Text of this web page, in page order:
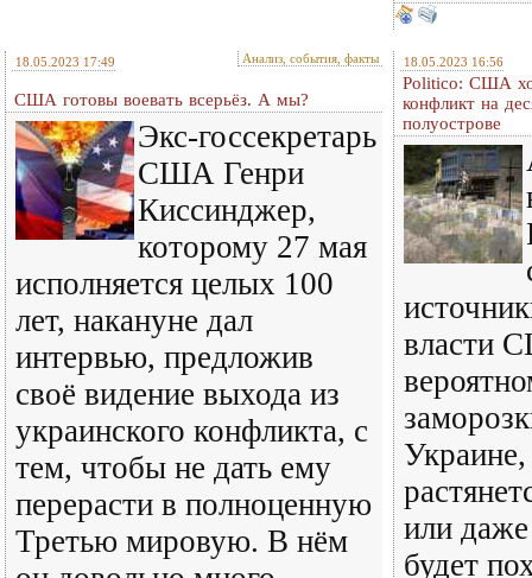
18.05.2023 17:49 Анализ, события, факты
США готовы воевать всерьёз. А мы?
Экс-госсекретарь
США Генри
Киссинджер,
которому 27 мая
исполняется целых 100
лет, накануне дал
интервью, предложив
своё видение выхода из
украинского конфликта, с
тем, чтобы не дать ему
перерасти в полноценную
Третью мировую. В нём
18.05.2023 16:56
Politico: США
конфликт на
полуострове
власти
Украине,
или
будет